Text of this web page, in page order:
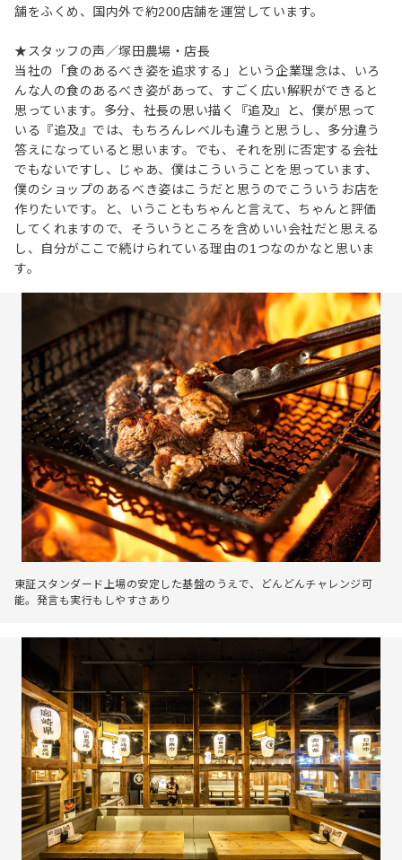
舗をふくめ、国内外で約200店舗を運営しています。
★スタッフの声／塚田農場・店長
当社の「食のあるべき姿を追求する」という企業理念は、いろ
んな人の食のあるべき姿があって、すごく広い解釈ができると
思っています。多分、社長の思い描く『追及』と、僕が思って
いる『追及』では、もちろんレベルも違うと思うし、多分違う
答えになっていると思います。でも、それを別に否定する会社
でもないですし、じゃあ、僕はこういうことを思っています、
僕のショップのあるべき姿はこうだと思うのでこういうお店を
作りたいです。と、いうこともちゃんと言えて、ちゃんと評価
してくれますので、そういうところを含めいい会社だと思える
し、自分がここで続けられている理由の1つなのかなと思いま
す。
東証スタンダード上場の安定した基盤のうえで、どんどんチャレンジ可
能。発言も実行もしやすさあり